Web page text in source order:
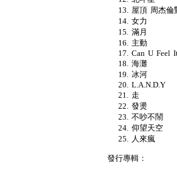
屋頂 周杰倫
女力
滿月
主動
Can U Feel
海灘
冰河
L.A.N.D.Y
走
發燙
不吵不鬧
仰望天空
人來瘋
發行專輯：